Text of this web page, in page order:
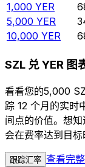
1,000 YER
5,000 YER
10,000 YER
SZL 兑 YER 图
看看您的5,000
踪 12 个月的实时
间点的价值。想
会在费率达到目标
跟踪汇率 查看完